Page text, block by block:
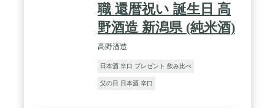
職 還暦祝い 誕生日 高
野酒造 新潟県 (純米酒)
高野酒造
日本酒 辛口 プレゼント 飲み比べ
父の日 日本酒 辛口